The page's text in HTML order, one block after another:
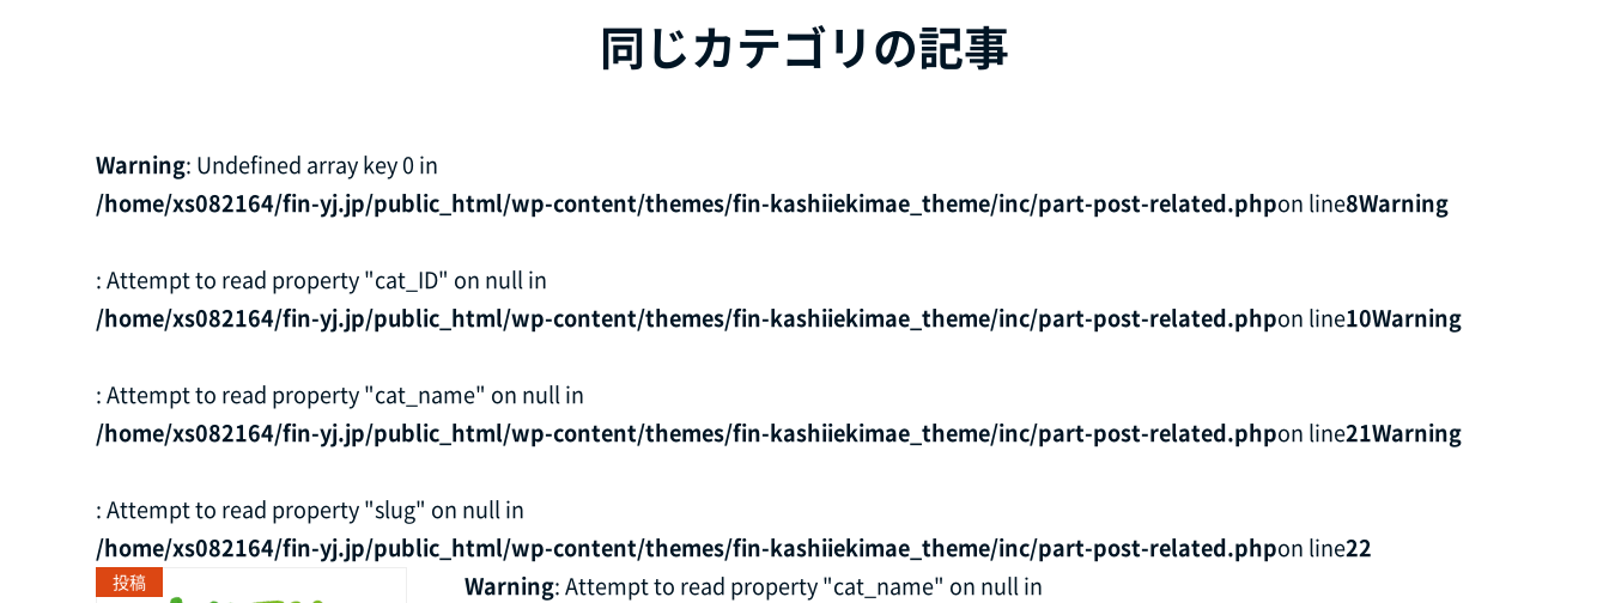
同じカテゴリの記事
Warning: Undefined array key 0 in
/home/xs082164/fin-yj.jp/public_html/wp-content/themes/fin-kashiiekimae_theme/inc/part-post-related.phpon line8Warning
: Attempt to read property "cat_ID" on null in
/home/xs082164/fin-yj.jp/public_html/wp-content/themes/fin-kashiiekimae_theme/inc/part-post-related.phpon line10Warning
: Attempt to read property "cat_name" on null in
/home/xs082164/fin-yj.jp/public_html/wp-content/themes/fin-kashiiekimae_theme/inc/part-post-related.phpon line21Warning
: Attempt to read property "slug" on null in
/home/xs082164/fin-yj.jp/public_html/wp-content/themes/fin-kashiiekimae_theme/inc/part-post-related.phpon line22
投稿 Warning: Attempt to read property "cat_name" on null in